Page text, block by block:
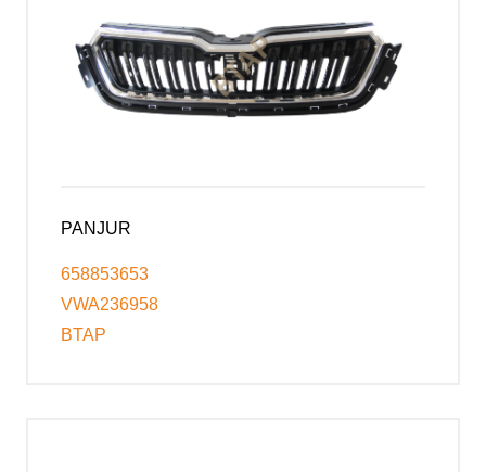
PANJUR
658853653
VWA236958
BTAP